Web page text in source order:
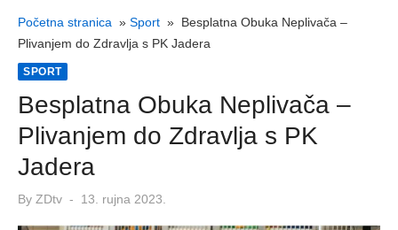
Početna stranica » Sport » Besplatna Obuka Neplivača –
Plivanjem do Zdravlja s PK Jadera
SPORT
Besplatna Obuka Neplivača –
Plivanjem do Zdravlja s PK
Jadera
By ZDtv
Posted
13. rujna 2023.